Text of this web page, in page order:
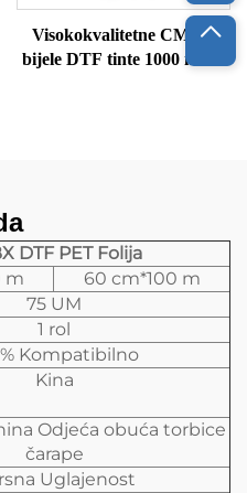
Visokokvalitetne CMYK
bijele DTF tinte 1000 ml po
DTF PET Folija
m
60 cm*100 m
75 UM
1 rol
Kompatibilno
Kina
Odjeća obuća torbice
čarape
Uglajenost